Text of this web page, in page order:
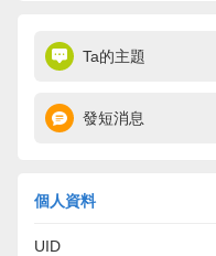
Ta的主題
發短消息
個人資料
UID